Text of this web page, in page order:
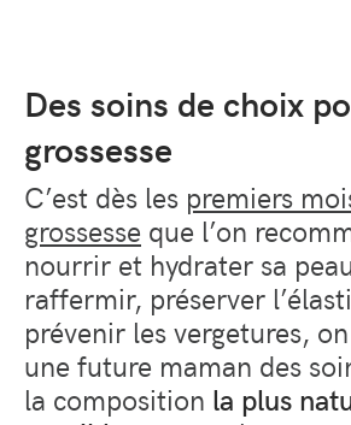
Des soins de choix
grossesse
C’est dès les premiers
grossesse que l’on
nourrir et hydrater sa
raffermir, préserver
prévenir les vergetures,
une future maman des
la composition la plus